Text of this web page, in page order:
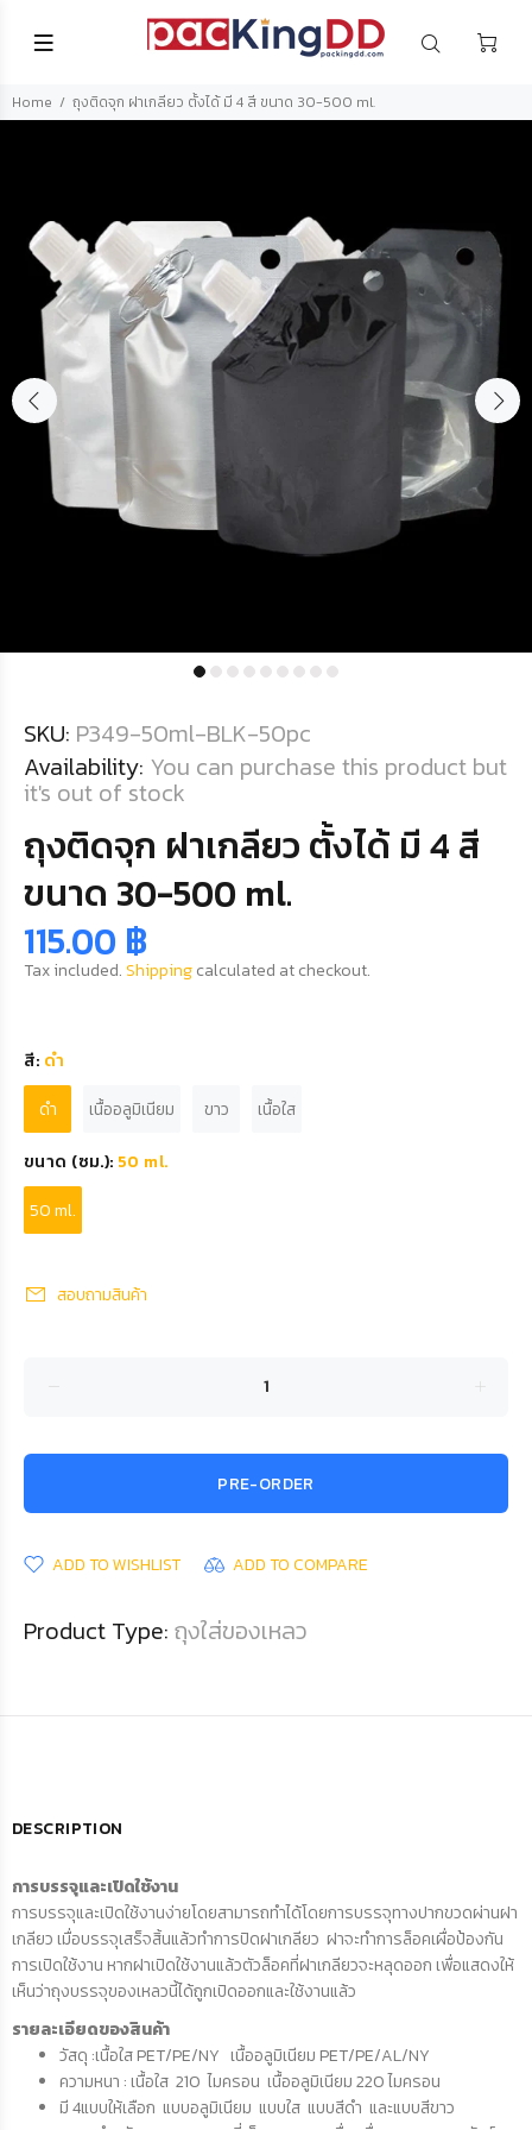
Home ถุงติดจุก ฝาเกลียว ตั้งได้ มี 4 สี ขนาด 30-500 ml.
SKU: P349-50ml-BLK-50pc
Availability: You can purchase this product but
it's out of stock
ถุงติดจุก ฝาเกลียว ตั้งได้ มี 4 สี
ขนาด 30-500 ml.
115.00 ฿
Tax included.Shippingcalculated at checkout.
สี: ดำ
ดำ
เนื้ออลูมิเนียม ขาว เนื้อใส
ขนาด (ซม.): 50 ml.
50 ml.
สอบถามสินค้า
PRE-ORDER
ADD TO WISHLIST ADD TO COMPARE
Product Type: ถุงใส่ของเหลว
DESCRIPTION
การบรรจุและเปิดใช้งาน
การบรรจุและเปิดใช้งานง่ายโดยสามารถทำได้โดยการบรรจุทางปากขวดผ่านฝา
เกลียว เมื่อบรรจุเสร็จสิ้นแล้วทำการปิดฝาเกลียว ฝาจะทำการล็อคเผื่อป้องกัน
การเปิดใช้งาน หากฝาเปิดใช้งานแล้วตัวล็อคที่ฝาเกลียวจะหลุดออก เพื่อแสดงให้
เห็นว่าถุงบรรจุของเหลวนี้ได้ถูกเปิดออกและใช้งานแล้ว
รายละเอียดของสินค้า
วัสดุ :เนื้อใส PET/PE/NY เนื้ออลูมิเนียม PET/PE/AL/NY
ความหนา : เนื้อใส 210 ไมครอน เนื้ออลูมิเนียม 220 ไมครอน
มี 4แบบให้เลือก แบบอลูมิเนียม แบบใส แบบสีดำ และแบบสีขาว